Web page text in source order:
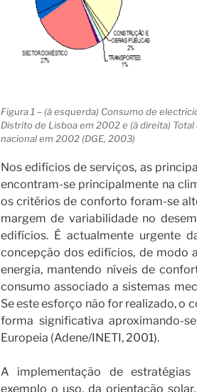
Figura 1 – (à esquerda) Consumo de
Distrito de Lisboa em 2002 e (à direita)
nacional em 2002 (DGE, 2003)
Nos edifícios de serviços, as
encontram-se principalmente na
os critérios de conforto foram-se
margem de variabilidade no
edifícios. É actualmente urgente
concepção dos edifícios, de modo
energia, mantendo níveis de
consumo associado a sistemas
Se este esforço não for realizado, o
forma significativa aproximando-
Europeia (Adene/INETI, 2001).
A implementação de
exemplo o uso, da orientação